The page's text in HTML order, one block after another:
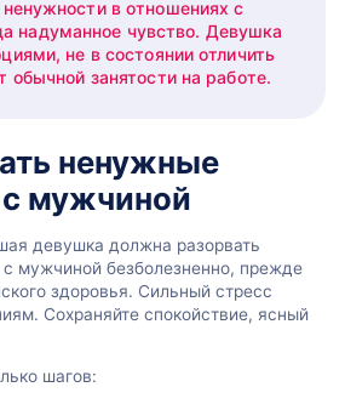
в отношениях с
надуманное чувство. Девушка
не в состоянии отличить
обычной занятости на работе.
ненужные
мужчиной
девушка должна разорвать
мужчиной безболезненно, прежде
здоровья. Сильный стресс
Сохраняйте спокойствие, ясный
шагов: